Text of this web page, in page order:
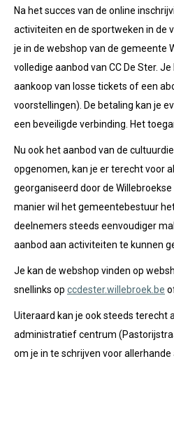
Na het succes van de online
activiteiten en de sportweken in de
je in de webshop van de gemeente
volledige aanbod van CC De Ster.
aankoop van losse tickets of een
voorstellingen). De betaling kan je
een beveiligde verbinding. Het
Nu ook het aanbod van de
opgenomen, kan je er terecht voor
georganiseerd door de
manier wil het gemeentebestuur
deelnemers steeds eenvoudiger
aanbod aan activiteiten te kunnen
Je kan de webshop vinden op
snellinks op ccdester.willebroek.be
Uiteraard kan je ook steeds terecht
administratief centrum
om je in te schrijven voor allerhande